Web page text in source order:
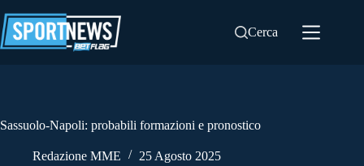
al
contenuto
Cerca
Sassuolo-Napoli: probabili formazioni e pronostico
Redazione MME 25 Agosto 2025